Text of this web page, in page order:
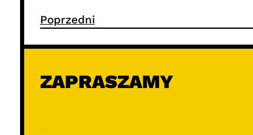
Poprzedni
ZAPRASZAMY